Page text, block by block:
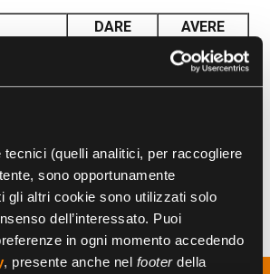
(quelli analitici, per raccogliere
sono opportunamente
gli altri cookie sono utilizzati solo
dell’interessato. Puoi
in ogni momento accedendo
, presente anche nel footerdella
DARE
AVERE
884,00
34,00